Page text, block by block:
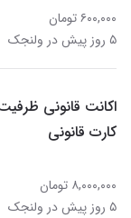
۶۰۰,۰۰۰ تومان
۵ روز پیش در ولنجک
اکانت قانونی
کارت قانونی
۸,۰۰۰,۰۰۰ تومان
۵ روز پیش در ولنجک